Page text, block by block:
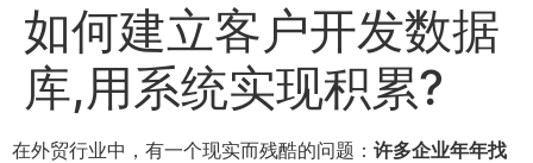
如何建立客户开发数据
库,用系统实现积累?
在外贸行业中，有一个现实而残酷的问题： 许多企业年年找